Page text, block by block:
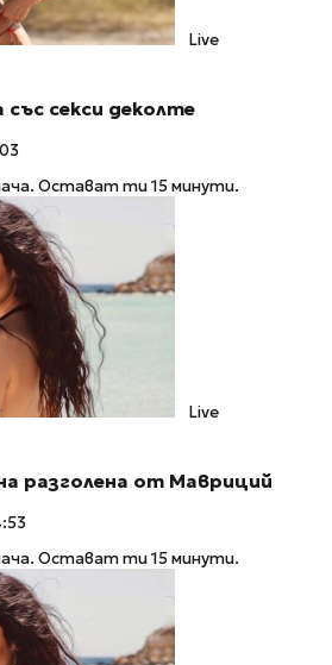
Live
секси деколте
Остават ти 15 минути.
Live
разголена от Мавриций
Остават ти 15 минути.